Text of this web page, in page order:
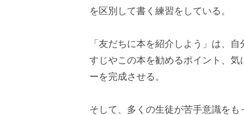
を区別して書く練習をしている。
「友だちに本を紹介しよう」は、
すじやこの本を勧めるポイント、
ーを完成させる。
そして、多くの生徒が苦手意識を